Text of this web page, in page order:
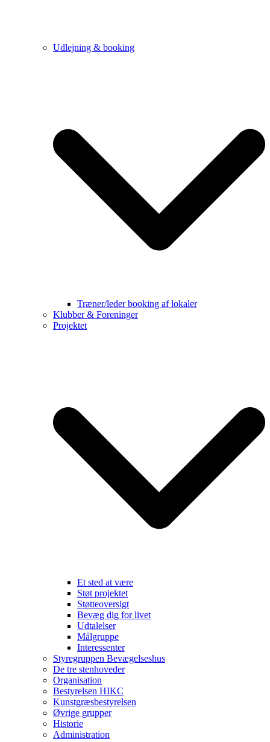
Udlejning & booking
Træner/leder booking af lokaler
Klubber & Foreninger
Projektet
Et sted at være
Støt projektet
Støtteoversigt
Bevæg dig for livet
Udtalelser
Målgruppe
Interessenter
Styregruppen Bevægelseshus
De tre stenhoveder
Organisation
Bestyrelsen HIKC
Kunstgræsbestyrelsen
Øvrige grupper
Historie
Administration